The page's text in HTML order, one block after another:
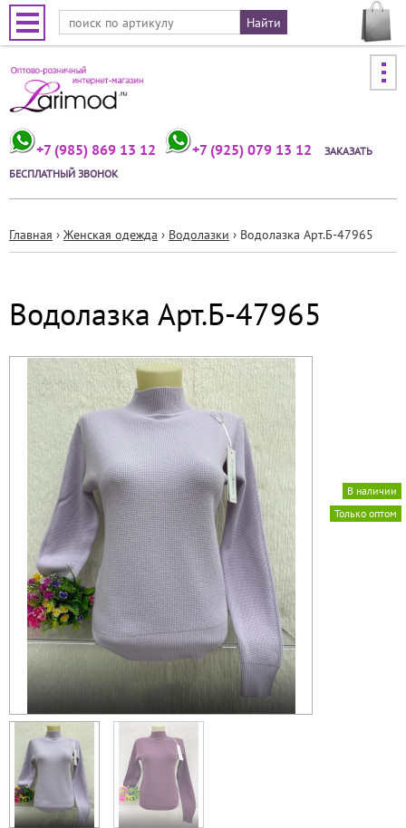
Jump to navigation
+7 (985) 869 13 12 +7 (925) 079 13 12
ЗАКАЗАТЬ
БЕСПЛАТНЫЙ ЗВОНОК
здесь
Главная › Женская одежда › Водолазки › Водолазка Арт.Б-47965
Водолазка Арт.Б-47965
Только оптом
В наличии